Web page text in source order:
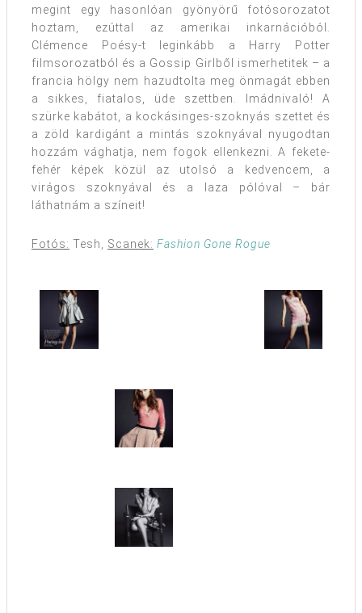
megint egy hasonlóan gyönyörű fotósorozatot
hoztam, ezúttal az amerikai inkarnációból.
Clémence Poésy-t leginkább a Harry Potter
filmsorozatból és a Gossip Girlből ismerhetitek – a
francia hölgy nem hazudtolta meg önmagát ebben
a sikkes, fiatalos, üde szettben. Imádnivaló! A
szürke kabátot, a kockásinges-szoknyás szettet és
a zöld kardigánt a mintás szoknyával nyugodtan
hozzám vághatja, nem fogok ellenkezni. A fekete-
fehér képek közül az utolsó a kedvencem, a
virágos szoknyával és a laza pólóval – bár
láthatnám a színeit!
Fotós: Tesh, Scanek: Fashion Gone Rogue